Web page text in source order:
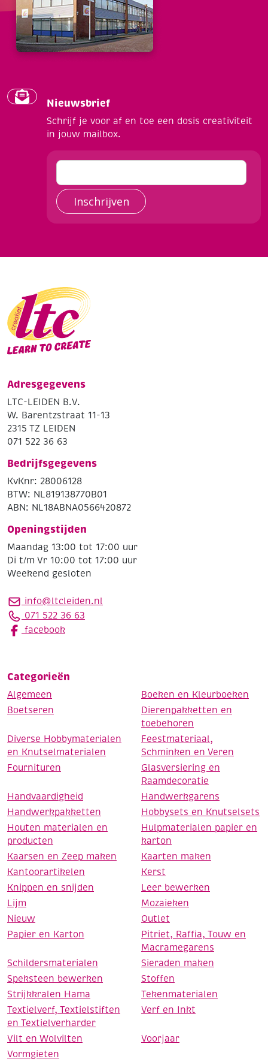
Nieuwsbrief
Schrijf je voor af en toe een dosis creativiteit
in jouw mailbox.
Inschrijven
Adresgegevens
LTC-LEIDEN B.V.
W. Barentzstraat 11-13
2315 TZ LEIDEN
071 522 36 63
Bedrijfsgegevens
KvKnr: 28006128
BTW: NL819138770B01
ABN: NL18ABNA0566420872
Openingstijden
Maandag 13:00 tot 17:00 uur
Di t/m Vr 10:00 tot 17:00 uur
Weekend gesloten
info@ltcleiden.nl
071 522 36 63
facebook
Categorieën
Algemeen
Boeken en Kleurboeken
Boetseren
Dierenpakketten en
toebehoren
Diverse Hobbymaterialen
en Knutselmaterialen
Feestmateriaal,
Schminken en Veren
Fournituren
Glasversiering en
Raamdecoratie
Handvaardigheid
Handwerkgarens
Handwerkpakketten
Hobbysets en Knutselsets
Houten materialen en
producten
Hulpmaterialen papier en
karton
Kaarsen en Zeep maken
Kaarten maken
Kantoorartikelen
Kerst
Knippen en snijden
Leer bewerken
Lijm
Mozaieken
Nieuw
Outlet
Papier en Karton
Pitriet, Raffia, Touw en
Macramegarens
Schildersmaterialen
Sieraden maken
Speksteen bewerken
Stoffen
Strijkkralen Hama
Tekenmaterialen
Textielverf, Textielstiften
en Textielverharder
Verf en Inkt
Vilt en Wolvilten
Voorjaar
Vormgieten